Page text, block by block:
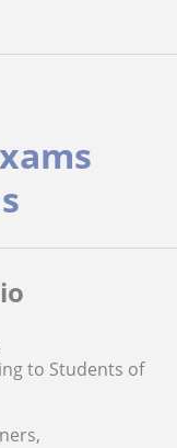
to Students of